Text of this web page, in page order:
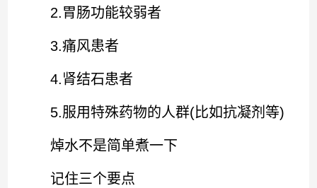
2.胃肠功能较弱者
3.痛风患者
4.肾结石患者
5.服用特殊药物的人群(比如抗凝剂等)
焯水不是简单煮一下
记住三个要点